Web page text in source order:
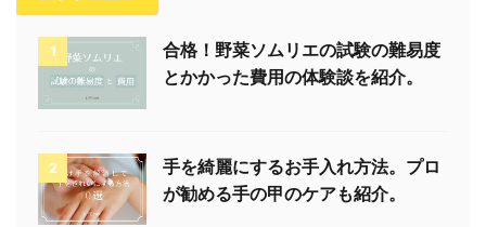
1
合格！野菜ソムリエの試験の難易度
とかかった費用の体験談を紹介。
2
手を綺麗にするお手入れ方法。プロ
が勧める手の甲のケアも紹介。